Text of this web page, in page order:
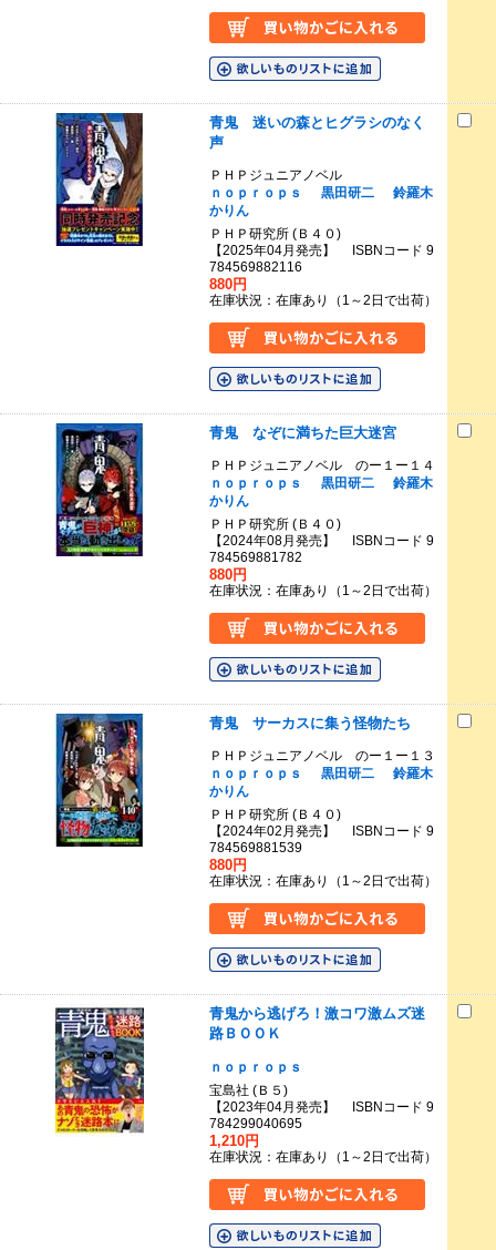
青鬼 迷いの森とヒグラシのなく
声
ＰＨＰジュニアノベル
ｎｏｐｒｏｐｓ
黒田研二
鈴羅木
かりん
ＰＨＰ研究所 (Ｂ４０)
【2025年04月発売】 ISBNコード 9
784569882116
880円
在庫状況：在庫あり（1～2日で出荷）
青鬼 なぞに満ちた巨大迷宮
ＰＨＰジュニアノベル のー１ー１４
ｎｏｐｒｏｐｓ
黒田研二
鈴羅木
かりん
ＰＨＰ研究所 (Ｂ４０)
【2024年08月発売】 ISBNコード 9
784569881782
880円
在庫状況：在庫あり（1～2日で出荷）
青鬼 サーカスに集う怪物たち
ＰＨＰジュニアノベル のー１ー１３
ｎｏｐｒｏｐｓ
黒田研二
鈴羅木
かりん
ＰＨＰ研究所 (Ｂ４０)
【2024年02月発売】 ISBNコード 9
784569881539
880円
在庫状況：在庫あり（1～2日で出荷）
青鬼から逃げろ！激コワ激ムズ迷
路ＢＯＯＫ
ｎｏｐｒｏｐｓ
宝島社 (Ｂ５)
【2023年04月発売】 ISBNコード 9
784299040695
1,210円
在庫状況：在庫あり（1～2日で出荷）